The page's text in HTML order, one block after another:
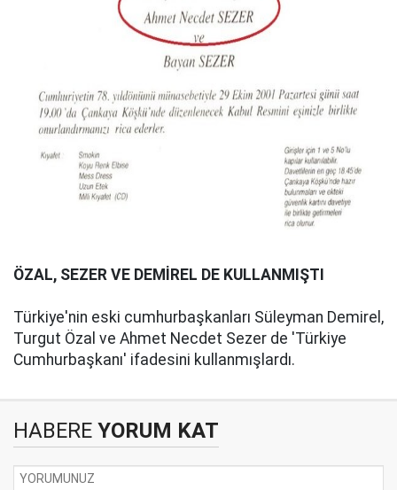
ÖZAL, SEZER VE DEMİREL DE KULLANMIŞTI
Türkiye'nin eski cumhurbaşkanları Süleyman Demirel,
Turgut Özal ve Ahmet Necdet Sezer de 'Türkiye
Cumhurbaşkanı' ifadesini kullanmışlardı.
HABERE YORUM KAT